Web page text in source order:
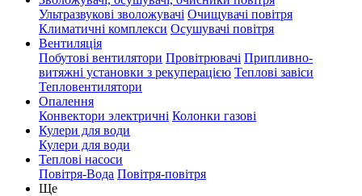
Ультразвукові зволожувачі Очищувачі повітря
Климатичні комплекси Осушувачі повітря
Вентиляція
Побутові вентилятори Провітрювачі Припливно-
витяжні установки з рекуперацією Теплові завіси
Тепловентилятори
Опалення
Конвектори электричні Колонки газові
Кулери для води
Кулери для води
Теплові насоси
Повітря-Вода Повітря-повітря
Ще